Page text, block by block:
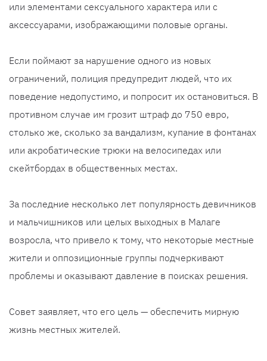
или элементами сексуального характера или с
аксессуарами, изображающими половые органы.
Если поймают за нарушение одного из новых
ограничений, полиция предупредит людей, что их
поведение недопустимо, и попросит их остановиться. В
противном случае им грозит штраф до 750 евро,
столько же, сколько за вандализм, купание в фонтанах
или акробатические трюки на велосипедах или
скейтбордах в общественных местах.
За последние несколько лет популярность девичников
и мальчишников или целых выходных в Малаге
возросла, что привело к тому, что некоторые местные
жители и оппозиционные группы подчеркивают
проблемы и оказывают давление в поисках решения.
Совет заявляет, что его цель — обеспечить мирную
жизнь местных жителей.